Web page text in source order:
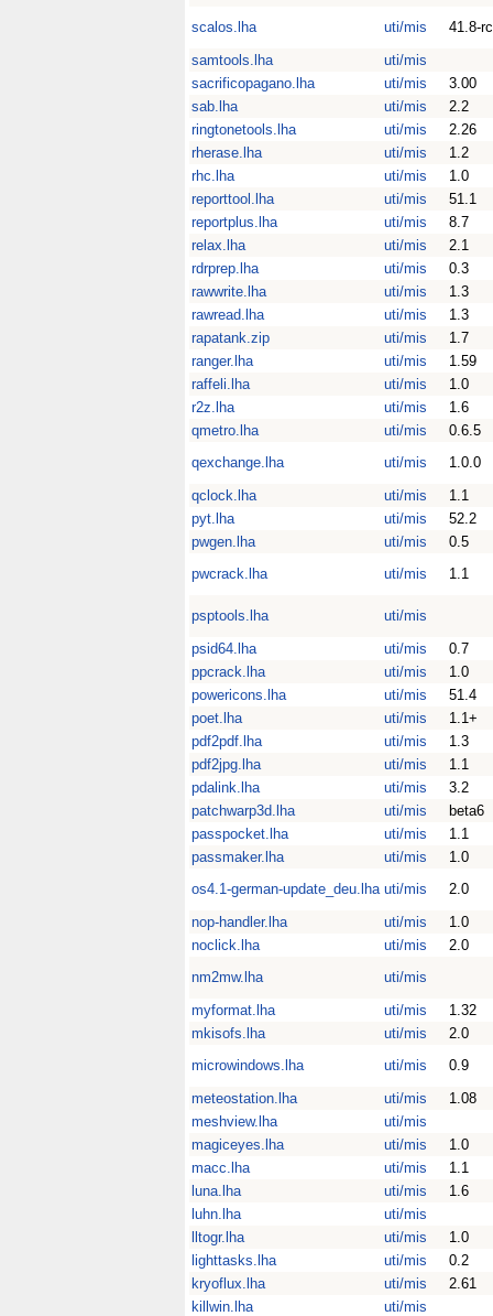
scalos.lha uti/mis
41.8-
samtools.lha
uti/mis
sacrificopagano.lha
uti/mis
3.00
sab.lha
uti/mis
2.2
ringtonetools.lha
uti/mis
2.26
rherase.lha
uti/mis
1.2
rhc.lha
uti/mis
1.0
reporttool.lha
uti/mis
51.1
reportplus.lha
uti/mis
8.7
relax.lha
uti/mis
2.1
rdrprep.lha
uti/mis
0.3
rawwrite.lha
uti/mis
1.3
rawread.lha
uti/mis
1.3
rapatank.zip
uti/mis
1.7
ranger.lha
uti/mis
1.59
raffeli.lha
uti/mis
1.0
r2z.lha
uti/mis
1.6
qmetro.lha
uti/mis
0.6.5
qexchange.lha
uti/mis
1.0.0
qclock.lha
uti/mis
1.1
pyt.lha
uti/mis
52.2
pwgen.lha
uti/mis
0.5
pwcrack.lha
uti/mis 1.1
psptools.lha
uti/mis
psid64.lha
uti/mis
0.7
ppcrack.lha
uti/mis
1.0
powericons.lha
uti/mis
51.4
poet.lha
uti/mis
1.1+
pdf2pdf.lha
uti/mis
1.3
pdf2jpg.lha
uti/mis
1.1
pdalink.lha
uti/mis
3.2
patchwarp3d.lha
uti/mis
beta6
passpocket.lha
uti/mis
1.1
passmaker.lha
uti/mis
1.0
os4.1-german-update_deu.lha uti/mis
2.0
nop-handler.lha
uti/mis
1.0
noclick.lha
uti/mis
2.0
nm2mw.lha
uti/mis
myformat.lha
uti/mis
1.32
mkisofs.lha
uti/mis
2.0
microwindows.lha
uti/mis
0.9
meteostation.lha
uti/mis
1.08
meshview.lha
uti/mis
magiceyes.lha
uti/mis
1.0
macc.lha
uti/mis
1.1
luna.lha
uti/mis
1.6
luhn.lha
uti/mis
lltogr.lha
uti/mis
1.0
lighttasks.lha
uti/mis
0.2
kryoflux.lha
uti/mis
2.61
killwin.lha
uti/mis